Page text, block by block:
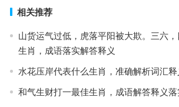
相关推荐
山货运气过低，虎落平阳被大欺。三六
生肖，成语落实解答释义
水花压岸代表什么生肖，准确解析词汇释
和气生财打一最佳生肖，成语解答释义落